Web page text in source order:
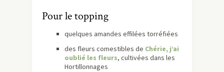
Pour le topping
quelques amandes effilées torréfiées
des fleurs comestibles de Chérie, j’ai
oublié les fleurs, cultivées dans les
Hortillonnages